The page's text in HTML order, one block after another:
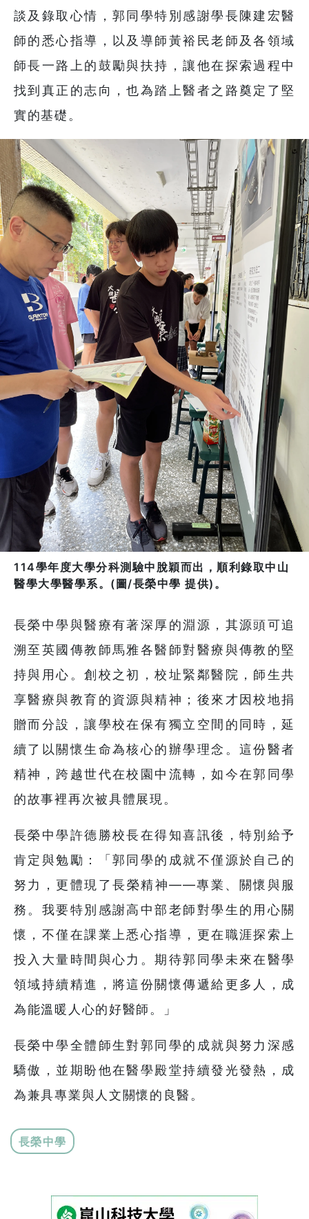
談及錄取心情，郭同學特別感謝學長陳建宏醫
師的悉心指導，以及導師黃裕民老師及各領域
師長一路上的鼓勵與扶持，讓他在探索過程中
找到真正的志向，也為踏上醫者之路奠定了堅
實的基礎。
114學年度大學分科測驗中脫穎而出，順利錄取中山
醫學大學醫學系。(圖/長榮中學 提供)。
長榮中學與醫療有著深厚的淵源，其源頭可追
溯至英國傳教師馬雅各醫師對醫療與傳教的堅
持與用心。創校之初，校址緊鄰醫院，師生共
享醫療與教育的資源與精神；後來才因校地捐
贈而分設，讓學校在保有獨立空間的同時，延
續了以關懷生命為核心的辦學理念。這份醫者
精神，跨越世代在校園中流轉，如今在郭同學
的故事裡再次被具體展現。
長榮中學許德勝校長在得知喜訊後，特別給予
肯定與勉勵：「郭同學的成就不僅源於自己的
努力，更體現了長榮精神——專業、關懷與服
務。我要特別感謝高中部老師對學生的用心關
懷，不僅在課業上悉心指導，更在職涯探索上
投入大量時間與心力。期待郭同學未來在醫學
領域持續精進，將這份關懷傳遞給更多人，成
為能溫暖人心的好醫師。」
長榮中學全體師生對郭同學的成就與努力深感
驕傲，並期盼他在醫學殿堂持續發光發熱，成
為兼具專業與人文關懷的良醫。
長榮中學